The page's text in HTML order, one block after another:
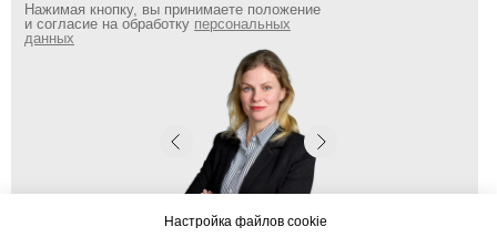
Нажимая кнопку, вы принимаете положение
и согласие на обработку персональных
данных
Настройка файлов cookie